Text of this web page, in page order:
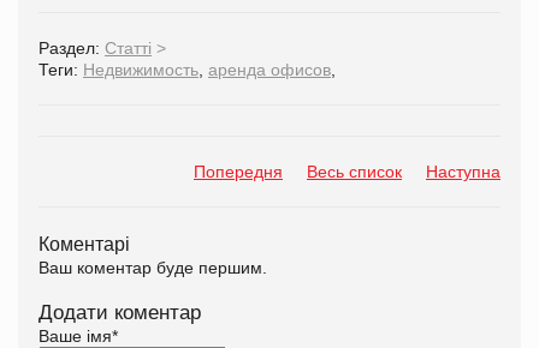
Раздел: Статті >
Теги: Недвижимость, аренда офисов,
Попередня Весь список Наступна
Коментарі
Ваш коментар буде першим.
Додати коментар
Ваше імя*